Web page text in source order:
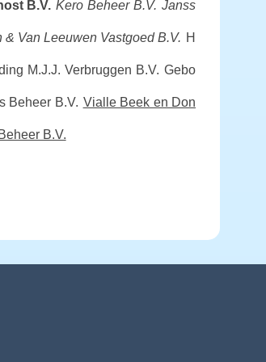
B.V. Kero Beheer B.V. Janss
& Van Leeuwen Vastgoed B.V. H
M.J.J. Verbruggen B.V. Gebo
Beheer B.V. Vialle Beek en Don
B.V.